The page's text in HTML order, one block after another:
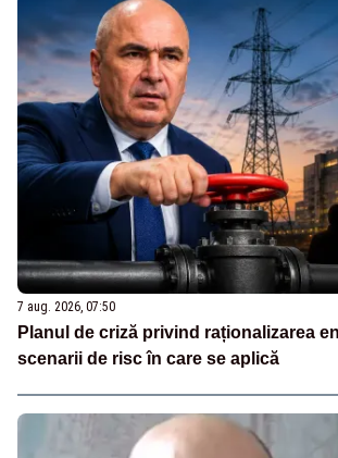
7 aug. 2026, 07:50
Planul de criză privind raționalizarea
scenarii de risc în care se aplică